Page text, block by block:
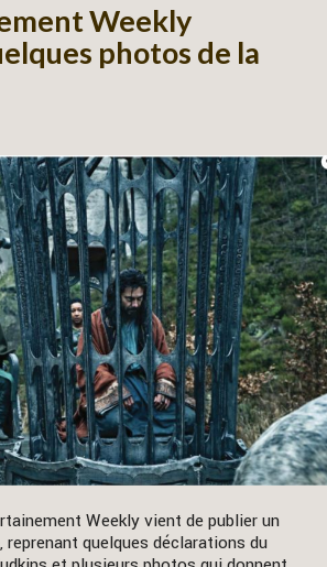
Weekly
photos de la
Weekly vient de publier un
quelques déclarations du